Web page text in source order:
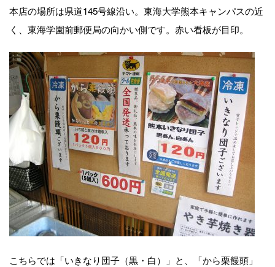
本店の場所は県道145号線沿い。東海大学熊本キャンパスの近
く、東海学園前郵便局の向かい側です。赤い看板が目印。
こちらでは「いきなり団子（黒・白）」と、「から栗饅頭」